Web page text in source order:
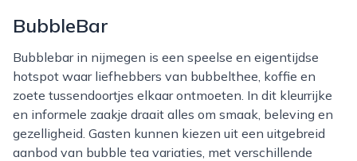
BubbleBar
Bubblebar in nijmegen is een speelse en eigentijdse
hotspot waar liefhebbers van bubbelthee, koffie en
zoete tussendoortjes elkaar ontmoeten. In dit kleurrijke
en informele zaakje draait alles om smaak, beleving en
gezelligheid. Gasten kunnen kiezen uit een uitgebreid
aanbod van bubble tea variaties, met verschillende